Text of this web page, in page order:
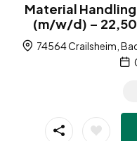
Material
(m/w/d) –
74564 Crailsheim,